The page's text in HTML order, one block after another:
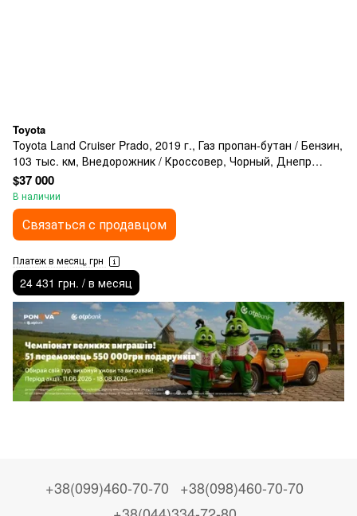
Toyota
Toyota Land Cruiser Prado, 2019 г., Газ пропан-бутан / Бензин,
103 тыс. км, Внедорожник / Кроссовер, Чорный, Днепр
(Днепропетровск)
$37 000
В наличии
Связаться с продавцом
Платеж в месяц, грн
24 431 грн. / в месяц
+38(099)460-70-70
+38(098)460-70-70